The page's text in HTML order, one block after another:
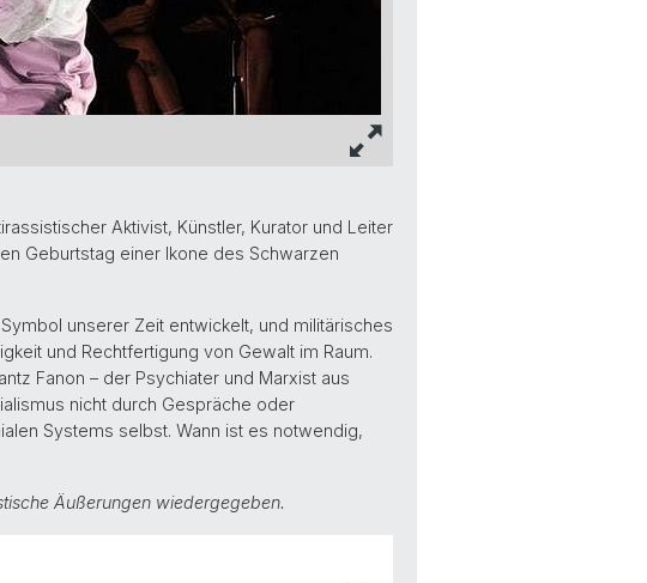
Aktivist, Künstler, Kurator und Leiter
Geburtstag einer Ikone des Schwarzen
unserer Zeit entwickelt, und militärisches
und Rechtfertigung von Gewalt im Raum.
Fanon – der Psychiater und Marxist aus
nicht durch Gespräche oder
Systems selbst. Wann ist es notwendig,
Äußerungen wiedergegeben.